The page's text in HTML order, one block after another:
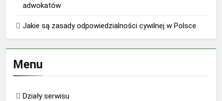
adwokatów
Jakie są zasady odpowiedzialności cywilnej w Polsce
Menu
Działy serwisu